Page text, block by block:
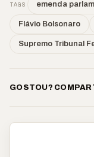
TAGS emenda
Flávio Bolsonaro
Supremo Tribunal
GOSTOU?